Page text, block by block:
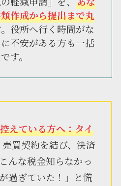
作成から提出まで丸
役所へ行く時間がな
不安がある方も一括
す。
えている方へ：タイ
売買契約を結び、決済
んな税金知らなかっ
過ぎていた！」と慌